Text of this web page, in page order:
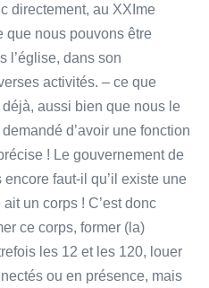
directement, au XXIme
que nous pouvons être
l’église, dans son
activités. – ce que
aussi bien que nous le
d’avoir une fonction
! Le gouvernement de
encore faut-il qu’il existe une
un corps ! C’est donc
ce corps, former (la)
les 12 et les 120, louer
ou en présence, mais